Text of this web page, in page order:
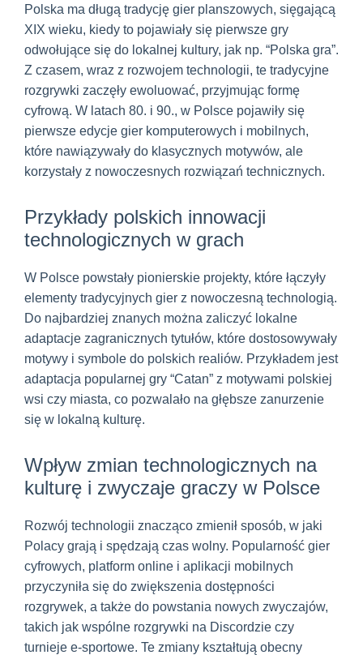
Polska ma długą tradycję gier planszowych, sięgającą
XIX wieku, kiedy to pojawiały się pierwsze gry
odwołujące się do lokalnej kultury, jak np. “Polska gra”.
Z czasem, wraz z rozwojem technologii, te tradycyjne
rozgrywki zaczęły ewoluować, przyjmując formę
cyfrową. W latach 80. i 90., w Polsce pojawiły się
pierwsze edycje gier komputerowych i mobilnych,
które nawiązywały do klasycznych motywów, ale
korzystały z nowoczesnych rozwiązań technicznych.
Przykłady polskich innowacji
technologicznych w grach
W Polsce powstały pionierskie projekty, które łączyły
elementy tradycyjnych gier z nowoczesną technologią.
Do najbardziej znanych można zaliczyć lokalne
adaptacje zagranicznych tytułów, które dostosowywały
motywy i symbole do polskich realiów. Przykładem jest
adaptacja popularnej gry “Catan” z motywami polskiej
wsi czy miasta, co pozwalało na głębsze zanurzenie
się w lokalną kulturę.
Wpływ zmian technologicznych na
kulturę i zwyczaje graczy w Polsce
Rozwój technologii znacząco zmienił sposób, w jaki
Polacy grają i spędzają czas wolny. Popularność gier
cyfrowych, platform online i aplikacji mobilnych
przyczyniła się do zwiększenia dostępności
rozgrywek, a także do powstania nowych zwyczajów,
takich jak wspólne rozgrywki na Discordzie czy
turnieje e-sportowe. Te zmiany kształtują obecny